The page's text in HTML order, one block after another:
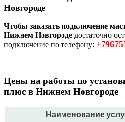
Новгороде
Чтобы заказать подключение
Нижнем Новгороде достаточно
подключение по телефону:
Цены на работы по
плюс в Нижнем Новгороде
Наименование